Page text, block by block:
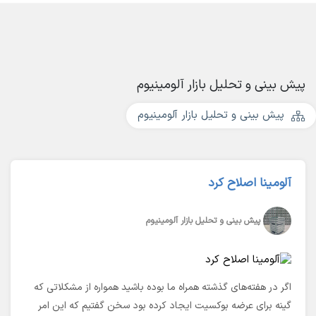
پیش بینی و تحلیل بازار آلومینیوم
پیش بینی و تحلیل بازار آلومینیوم
آلومینا اصلاح کرد
پیش بینی و تحلیل بازار آلومینیوم
اگر در هفته‌های گذشته همراه ما بوده باشید همواره از مشکلاتی که
گینه برای عرضه بوکسیت ایجاد کرده بود سخن گفتیم که این امر